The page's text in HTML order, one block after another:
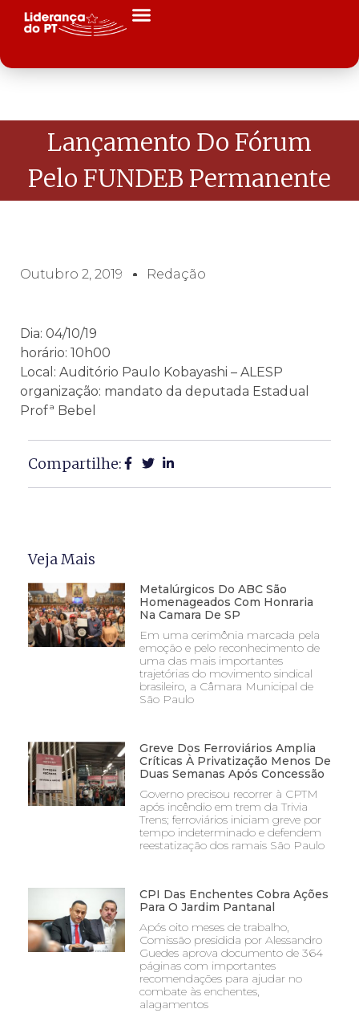
Lançamento Do Fórum
Pelo FUNDEB Permanente
Outubro 2, 2019 Redação
Dia: 04/10/19
horário: 10h00
Local: Auditório Paulo Kobayashi – ALESP
organização: mandato da deputada Estadual
Profª Bebel
Compartilhe:
Veja Mais
Metalúrgicos Do ABC São
Homenageados Com Honraria
Na Camara De SP
Em uma cerimônia marcada pela
emoção e pelo reconhecimento de
uma das mais importantes
trajetórias do movimento sindical
brasileiro, a Câmara Municipal de
São Paulo
Greve Dos Ferroviários Amplia
Críticas À Privatização Menos De
Duas Semanas Após Concessão
Governo precisou recorrer à CPTM
após incêndio em trem da Trivia
Trens; ferroviários iniciam greve por
tempo indeterminado e defendem
reestatização dos ramais São Paulo
CPI Das Enchentes Cobra Ações
Para O Jardim Pantanal
Após oito meses de trabalho,
Comissão presidida por Alessandro
Guedes aprova documento de 364
páginas com importantes
recomendações para ajudar no
combate às enchentes,
alagamentos